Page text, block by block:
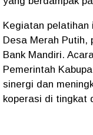
Kegiatan pelatihan
Desa Merah Putih,
Bank Mandiri.
Pemerintah
sinergi dan
koperasi di tingkat